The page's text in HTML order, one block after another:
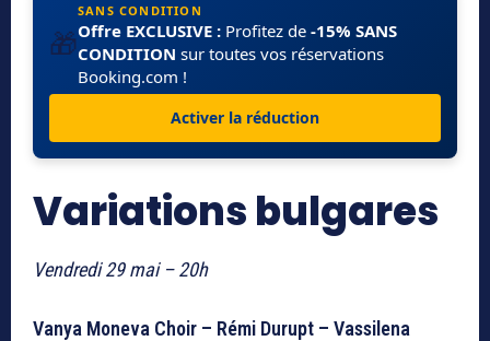
🎁
SANS CONDITION
Offre EXCLUSIVE : Profitez de -15% SANS
CONDITION sur toutes vos réservations
Booking.com !
Activer la réduction
Variations bulgares
Vendredi 29 mai – 20h
Vanya Moneva Choir – Rémi Durupt – Vassilena